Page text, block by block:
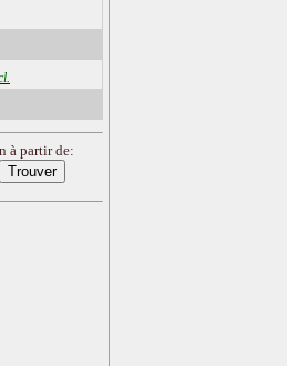
à partir de: